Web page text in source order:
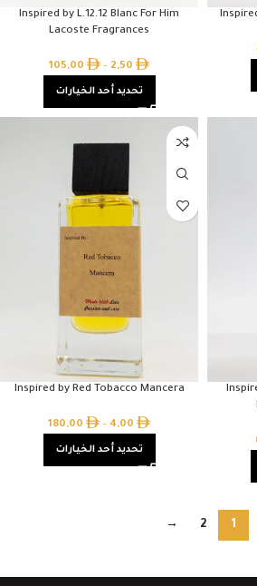
Inspired by L.12.12 Blanc For Him
Lacoste Fragrances
2,50
–
105,00
تحديد أحد الخيارات
Inspired by Red Tobacco Mancera
4,00
–
180,00
تحديد أحد الخيارات
1
2
→